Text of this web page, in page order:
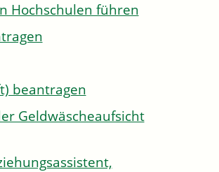
Hochschulen führen
beantragen
Geldwäscheaufsicht